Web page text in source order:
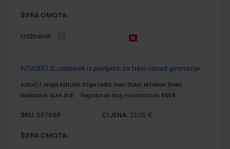
ŠIFRA OMOTA:
Udžbenik
POVIJEST 3; udžbenik iz povijesti za treći razred gimnazije
Autor(i): Maja Katušić Stipe Ledić Ivan Dukić Miroslav Šašić
Nakladnik: ALFA d.d. Registarski broj ministarstva: 6558
SKU: 567688 CIJENA: 22,00 €
ŠIFRA OMOTA: